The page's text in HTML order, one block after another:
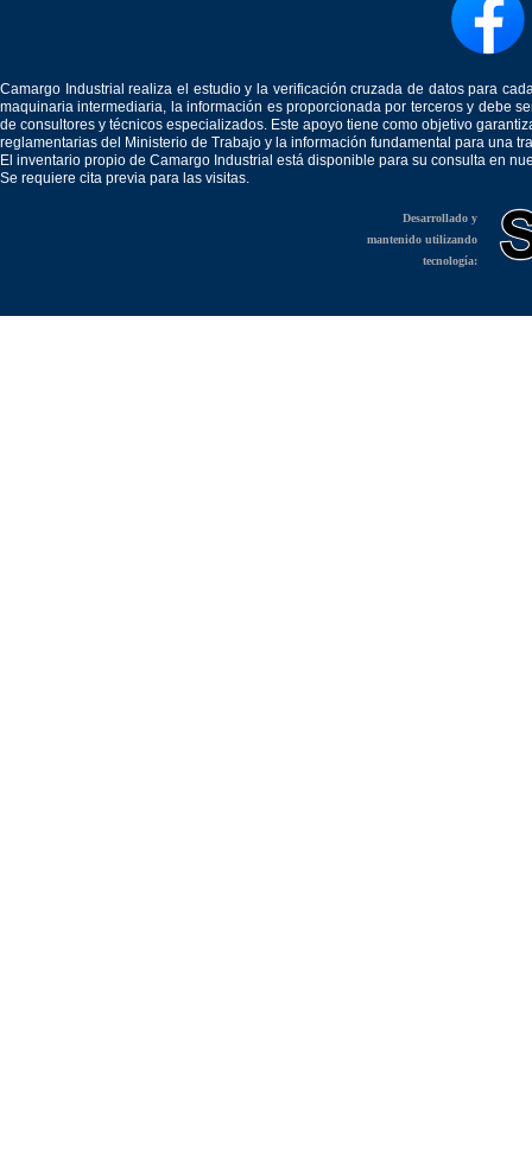
Camargo Industrial realiza el estudio y la verificación cruzada de datos para
maquinaria intermediaria, la información es proporcionada por terceros y debe
de consultores y técnicos especializados. Este apoyo tiene como objetivo
reglamentarias del Ministerio de Trabajo y la información fundamental para una
El inventario propio de Camargo Industrial está disponible para su consulta en
Se requiere cita previa para las visitas.
Desarrollado y
mantenido utilizando
tecnología: